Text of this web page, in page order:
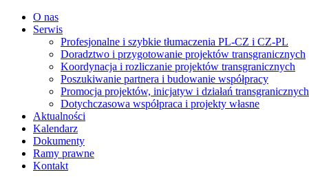
O nas
Serwis
Profesjonalne i szybkie tłumaczenia PL-CZ i CZ-PL
Doradztwo i przygotowanie projektów transgranicznych
Koordynacja i rozliczanie projektów transgranicznych
Poszukiwanie partnera i budowanie współpracy
Promocja projektów, inicjatyw i działań transgranicznych
Dotychczasowa współpraca i projekty własne
Aktualności
Kalendarz
Dokumenty
Ramy prawne
Kontakt